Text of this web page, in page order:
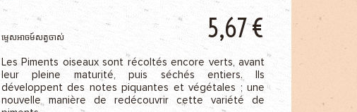
ម្ទេសអាចម៍សត្វចាស់ 5,67€
Les Piments oiseaux sont récoltés encore verts, avant
leur pleine maturité, puis séchés entiers. Ils
développent des notes piquantes et végétales ; une
nouvelle manière de redécouvrir cette variété de
(2 avis)